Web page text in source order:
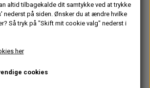
lager
Bagskærm
Uoriginal - Højre
800,00 kr.
altid tilbagekalde dit samtykke ved at trykke
nederst på siden. Ønsker du at ændre hvilke
Så tryk på "Skift mit cookie valg" nederst i
her
cookies